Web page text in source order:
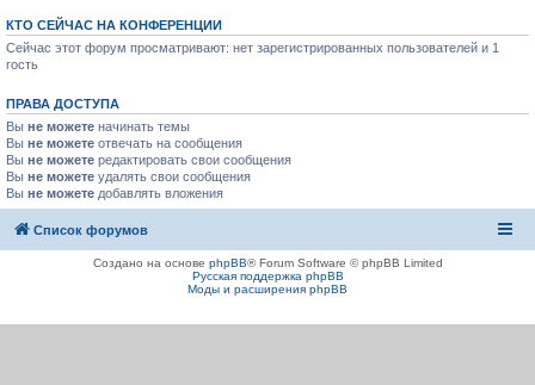
КТО СЕЙЧАС НА КОНФЕРЕНЦИИ
Сейчас этот форум просматривают: нет зарегистрированных пользователей и 1
гость
ПРАВА ДОСТУПА
Вы не можете начинать темы
Вы не можете отвечать на сообщения
Вы не можете редактировать свои сообщения
Вы не можете удалять свои сообщения
Вы не можете добавлять вложения
Список форумов
Создано на основе phpBB® Forum Software © phpBB Limited
Русская поддержка phpBB
Моды и расширения phpBB